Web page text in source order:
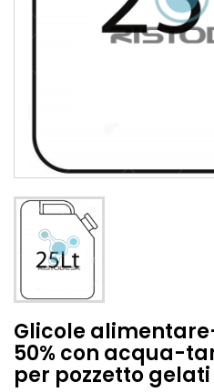
Glicole
50% con acqua-
per pozzetto gelati